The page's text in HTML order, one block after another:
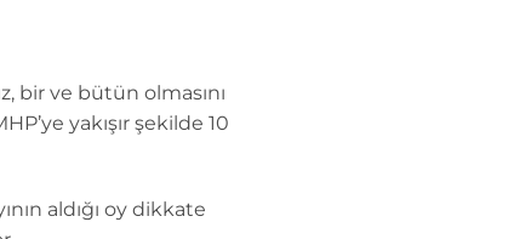
bir ve bütün olmasını
yakışır şekilde 10
aldığı oy dikkate